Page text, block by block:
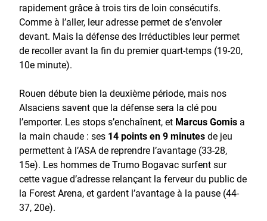
rapidement grâce à trois tirs de loin consécutifs.
Comme à l’aller, leur adresse permet de s’envoler
devant. Mais la défense des Irréductibles leur permet
de recoller avant la fin du premier quart-temps (19-20,
10e minute).
Rouen débute bien la deuxième période, mais nos
Alsaciens savent que la défense sera la clé pou
l’emporter. Les stops s’enchaînent, et Marcus Gomis a
la main chaude : ses 14 points en 9 minutesde jeu
permettent à l’ASA de reprendre l’avantage (33-28,
15e). Les hommes de Trumo Bogavac surfent sur
cette vague d’adresse relançant la ferveur du public de
la Forest Arena, et gardent l’avantage à la pause (44-
37, 20e).